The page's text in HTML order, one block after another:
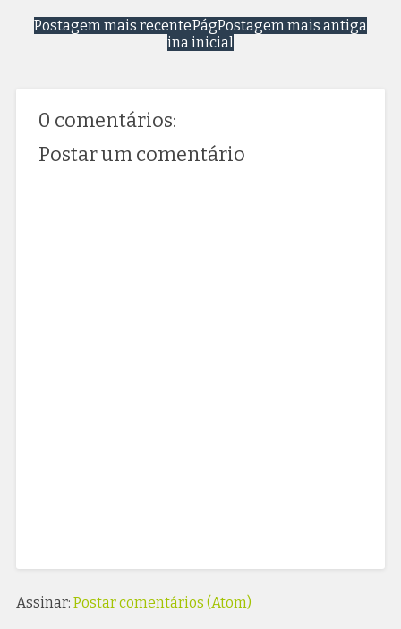
Postagem mais recente Postagem mais antiga
Pág
ina inicial
0 comentários:
Postar um comentário
Assinar: Postar comentários (Atom)